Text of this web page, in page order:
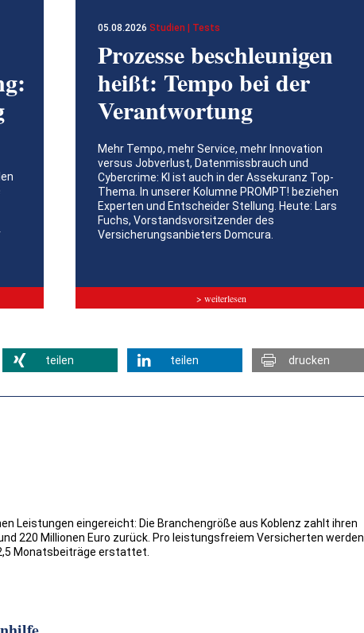
05.08.2026Studien | Tests
Prozesse beschleunigen
heißt: Tempo bei der
Verantwortung
Mehr Tempo, mehr Service, mehr Innovation
versus Jobverlust, Datenmissbrauch und
Cybercrime: KI ist auch in der Assekuranz Top-
Thema. In unserer Kolumne PROMPT! beziehen
Experten und Entscheider Stellung. Heute: Lars
Fuchs, Vorstandsvorsitzender des
Versicherungsanbieters Domcura.
> weiterlesen
teilen teilen drucken
Leistungen eingereicht: Die Branchengröße aus Koblenz zahlt ihren
220 Millionen Euro zurück. Pro leistungsfreiem Versicherten werden
Monatsbeiträge erstattet.